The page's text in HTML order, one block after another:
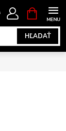
HĽADAŤ
KOŠÍK